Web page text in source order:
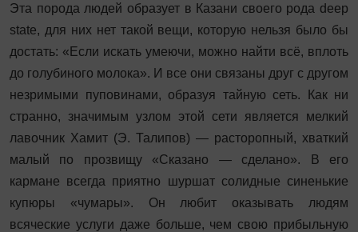
Эта порода людей образует в Казани своего рода deep
state, для них нет такой вещи, которую нельзя было бы
достать: «Если искать умеючи, можно найти всё, вплоть
до голубиного молока». И все они связаны друг с другом
незримыми пуповинами, образуя тайную сеть. Как ни
странно, значимым узлом этой сети является мелкий
лавочник Хамит (Э. Талипов) — расторопный, хваткий
малый по прозвищу «Сказано — сделано». В его
кармане всегда приятно шуршат солидные синенькие
купюры «чумары». Он любит оказывать людям
всяческие услуги даже больше, чем свою прибыльную